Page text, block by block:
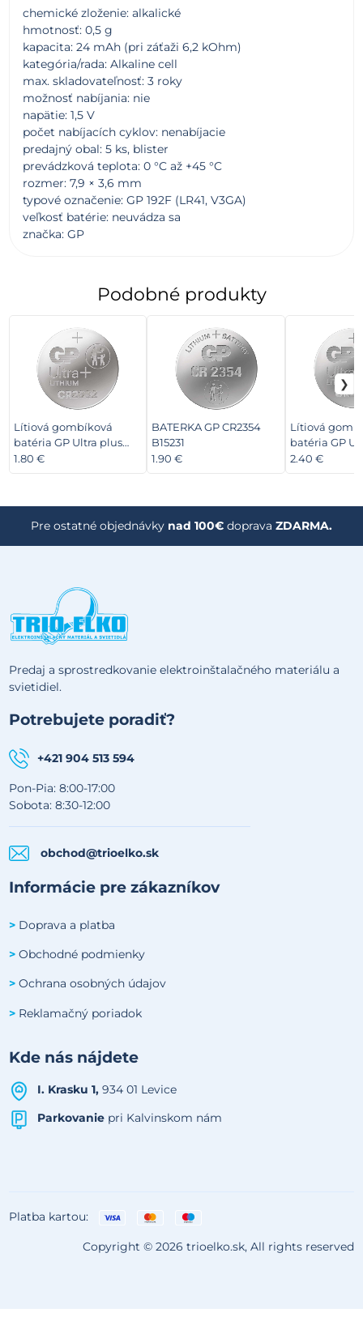
chemické zloženie: alkalické
hmotnosť: 0,5 g
kapacita: 24 mAh (pri záťaži 6,2 kOhm)
kategória/rada: Alkaline cell
max. skladovateľnosť: 3 roky
možnosť nabíjania: nie
napätie: 1,5 V
počet nabíjacích cyklov: nenabíjacie
predajný obal: 5 ks, blister
prevádzková teplota: 0 °C až +45 °C
rozmer: 7,9 × 3,6 mm
typové označenie: GP 192F (LR41, V3GA)
veľkosť batérie: neuvádza sa
značka: GP
Podobné produkty
Lítiová gombíková
batéria GP Ultra plus
CR2032, 2 ks
1.80 €
BATERKA GP CR2354
B15231
1.90 €
Lítiová
batéria GP
CR2450, 4 ks
2.40 €
Pre ostatné objednávky nad 100€ doprava ZDARMA.
Predaj a sprostredkovanie elektroinštalačného materiálu a
svietidiel.
Potrebujete poradiť?
+421 904 513 594
Pon-Pia: 8:00-17:00
Sobota: 8:30-12:00
obchod@trioelko.sk
Informácie pre zákazníkov
> Doprava a platba
> Obchodné podmienky
> Ochrana osobných údajov
> Reklamačný poriadok
Kde nás nájdete
I. Krasku 1,934 01 Levice
Parkovanie pri Kalvinskom nám
Platba kartou:
Copyright © 2026 trioelko.sk, All rights reserved